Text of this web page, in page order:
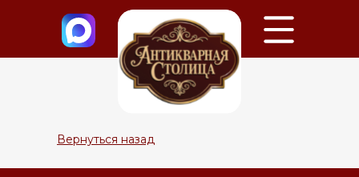
Вернуться назад